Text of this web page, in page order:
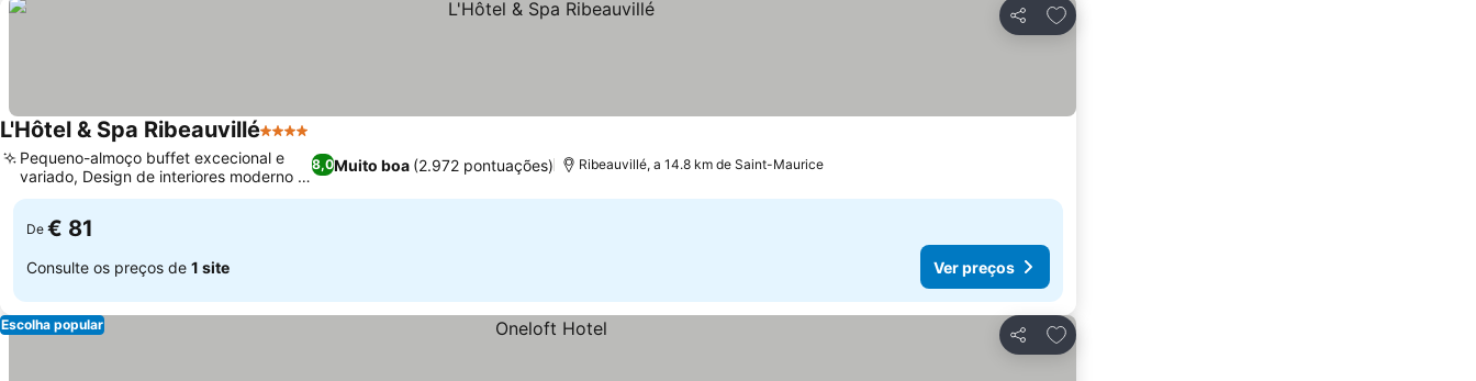
Partilhar
Adicionar aos favoritos
L'Hôtel & Spa Ribeauvillé4 Estrelas
8,0Muito boa (2.972 pontuações)
Pequeno-almoço buffet excecional e
variado, Design de interiores moderno e
elegante
Ribeauvillé, a 14.8 km de Saint-Maurice
De € 81
Consulte os preços de 1 site Ver preços
Partilhar
Adicionar aos favoritos
Escolha popular